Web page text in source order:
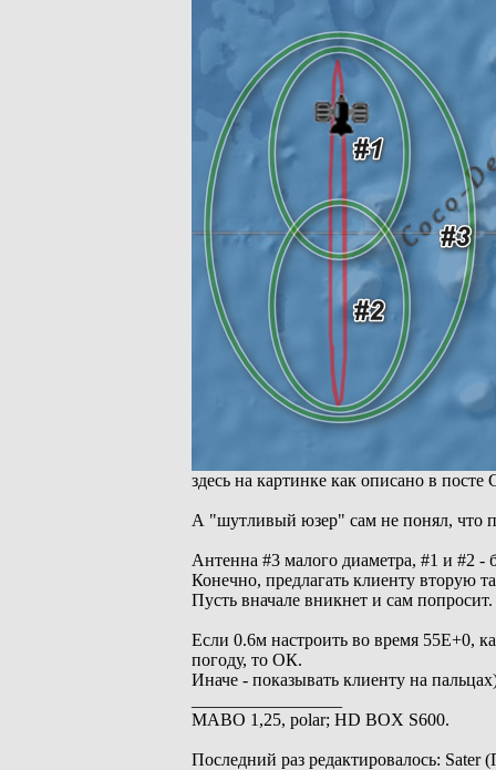
здесь на картинке как описано в
А "шутливый юзер" сам не понял, что
Антенна #3 малого диаметра, #1 и #2 -
Конечно, предлагать клиенту вторую
Пусть вначале вникнет и сам попросит.
Если 0.6м настроить во время 55Е+0,
погоду, то ОК.
Иначе - показывать клиенту на
MABO 1,25, polar; HD BOX S600.
Последний раз редактировалось: Sater